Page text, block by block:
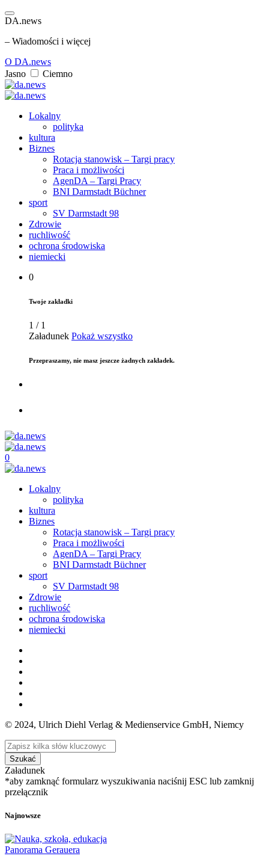
DA.news
– Wiadomości i więcej
O DA.news
Jasno
Ciemno
Lokalny
polityka
kultura
Biznes
Rotacja stanowisk – Targi pracy
Praca i możliwości
AgenDA – Targi Pracy
BNI Darmstadt Büchner
sport
SV Darmstadt 98
Zdrowie
ruchliwość
ochrona środowiska
niemiecki
0
Twoje zakładki
1 / 1
Załadunek Pokaż wszystko
Przepraszamy, nie masz jeszcze żadnych zakładek.
0
Lokalny
polityka
kultura
Biznes
Rotacja stanowisk – Targi pracy
Praca i możliwości
AgenDA – Targi Pracy
BNI Darmstadt Büchner
sport
SV Darmstadt 98
Zdrowie
ruchliwość
ochrona środowiska
niemiecki
© 2024, Ulrich Diehl Verlag & Medienservice GmbH, Niemcy
Szukać
Załadunek
*aby zamknąć formularz wyszukiwania naciśnij ESC lub zamknij
przełącznik
Najnowsze
Panorama Gerauera